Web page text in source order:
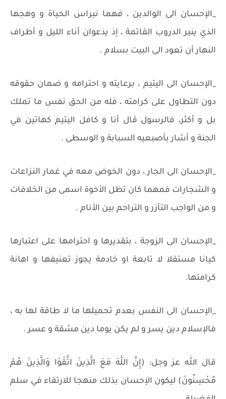
_الإحسان الى الوالدين ، فهما نبراس الحياة و وهجها
الذي ينير الدروب القاتمة ، إذ يدعوان أناء الليل و أطراف
النهار أن تعود الى البيت بسلام .
_الإحسان الى اليتيم ، برعايته و احترامه و ضمان حقوقه
دون التطاول على كرامته ، فله من الحق نفس ما تملك
بل و أكثر، فالرسول قال أنا و كافل اليتيم كهاتين في
الجنة و أشار بأصبعيه السبابة و الوسطى .
_الإحسان الى الجار ، دون الخوض معه في غمار النزاعات
و الشجارات فمهما كان تظل الأخوة اسمى من الخلافات
و من الواجب التآزر و التراحم بين الأنام .
_الإحسان الى الزوجة ، بتقديرها و احترامها على اعتبارها
كيانا مستقلا لا تابعة او خادمة يجوز تعنيفها و اهانة
كرامتها.
_الإحسان الى النفس بعدم تحميلها ما لا طاقة لها به ،
فالإسلام دين يسر و لم يكن يوما دين مشقة و عسر .
قال الله عز وجل: (إِنَّ اللَّهَ مَعَ الَّذِينَ اتَّقَوْا وَالَّذِينَ هُمْ
مُحْسِنُونَ) ليكون الإحسان بذلك منهجا للارتقاء في سلم